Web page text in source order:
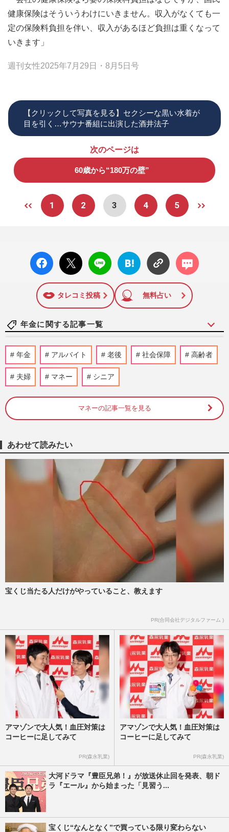
健康保険はそういうわけにいきません。収入がなくても一
定の保険料負担を伴い、収入があるほど負担は重くなって
いきます」
週刊女性2025年7月29日・8月5日号
【クリックして写真を見る】セクシーな黒い水着が
目を引く…サウナ番組に出演した酒井法子
次のページは
60歳から“180万の壁”
1 2 3 4 5
facebo
ok い
X ポス
ト
LINE
はてな
ブック
に追加
コメン
ト
タレコミ投稿 無料占い
年金に関する記事一覧
《老後のお金》55歳からの15年が分かれ
道…完全リタイアを遅らせて資金が必要な
期間を縮める方法
週刊女性2026年6月23日号
高市早苗首相、JRの値上げによる“逆転現
象”への対策は…通勤手当の保険料除外に
週刊女性PRIME
《老後を生き抜く賢い“退職金”活用テク》
まずは年金額を確認、投資に回す基準と医
療費・介護費に必要な用…
週刊女性2026年3月24日・31日号 2026/3/21
【東京アプリ】1.1万円ポイント付与！ IT
専門家「使えるか疑問」の声
週刊女性2026年2月17日号
親の介護施設探しは月額利用料は年金内で
2025/12/7
年金 アルバイト 老後 社会保障 高齢者
夫婦 マネー シニア
マネーの記事一覧を見る
あわせて読みたい
宝くじ当たる人だけがやっていること、教えます
PR(合同会社デジタルファーム )
アマゾンで大人気！血圧対策は
コーヒーに足してみて
PR(森永乳業)
アマゾンで大人気！血圧対策は
コーヒーに足してみて
PR(森永乳業)
大河ドラマ『豊臣兄弟！』が放送休止回を発表、朝ド
ラ『エール』から始まった「見習う...
宝くじ“なんとなく”で買っている限り変わらない